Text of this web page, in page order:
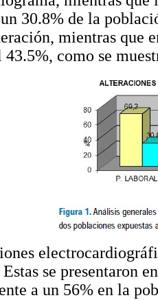
30.8% de la
mientras que
43.5%, como se
Estas se presentaron
a un 56% en la